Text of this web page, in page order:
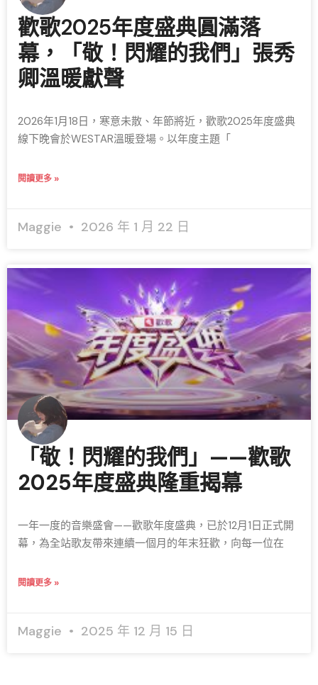
歡歌2025年度盛典圓滿落
幕，「敬！閃耀的我們」張秀
卿溫暖獻聲
2026年1月18日，寒意未散、年節將近，歡歌2025年度盛典
線下晚會於WESTAR溫暖登場。以年度主題「
閱讀更多 »
Maggie 2026 年 1 月 22 日
「敬！閃耀的我們」——歡歌
2025年度盛典隆重揭幕
一年一度的音樂盛會——歡歌年度盛典，已於12月1日正式開
幕，為全站歌友帶來連續一個月的年末狂歡，向每一位在
閱讀更多 »
Maggie 2025 年 12 月 15 日